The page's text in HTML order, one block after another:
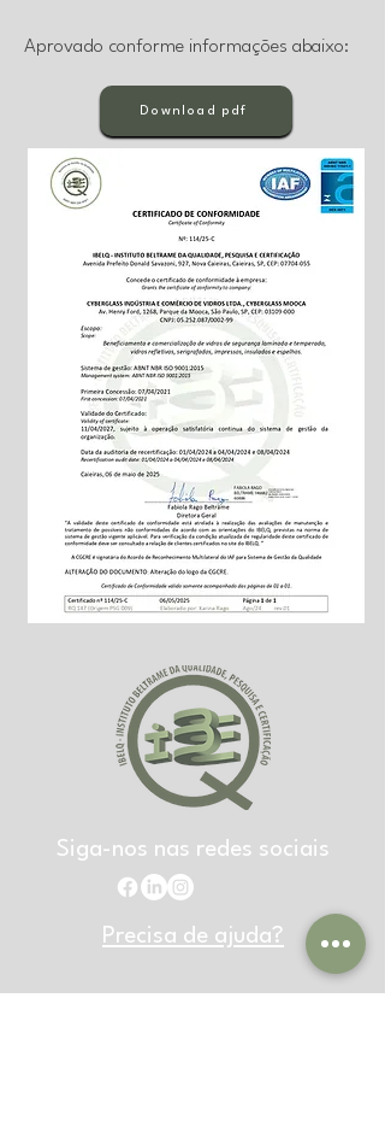
Aprovado conforme informações abaixo:
Download pdf
Siga-nos nas redes sociais
Precisa de ajuda?